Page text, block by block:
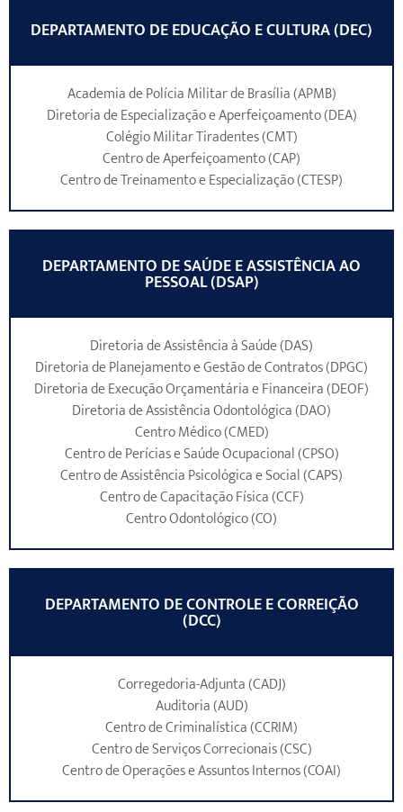
DEPARTAMENTO DE EDUCAÇÃO E CULTURA (DEC)
Academia de Polícia Militar de Brasília (APMB)
Diretoria de Especialização e Aperfeiçoamento (DEA)
Colégio Militar Tiradentes (CMT)
Centro de Aperfeiçoamento (CAP)
Centro de Treinamento e Especialização (CTESP)
DEPARTAMENTO DE SAÚDE E ASSISTÊNCIA AO
PESSOAL (DSAP)
Diretoria de Assistência à Saúde (DAS)
Diretoria de Planejamento e Gestão de Contratos (DPGC)
Diretoria de Execução Orçamentária e Financeira (DEOF)
Diretoria de Assistência Odontológica (DAO)
Centro Médico (CMED)
Centro de Perícias e Saúde Ocupacional (CPSO)
Centro de Assistência Psicológica e Social (CAPS)
Centro de Capacitação Física (CCF)
Centro Odontológico (CO)
DEPARTAMENTO DE CONTROLE E CORREIÇÃO
(DCC)
Corregedoria-Adjunta (CADJ)
Auditoria (AUD)
Centro de Criminalística (CCRIM)
Centro de Serviços Correcionais (CSC)
Centro de Operações e Assuntos Internos (COAI)